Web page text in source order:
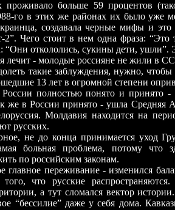
проживало больше 59 процентов
го в этих же районах их было уже
создавала черные мифы и
2”. Чего стоит в нем одна фраза: “Это
“Они откололись, сукины дети, ушли”.
- молодые россияне не жили в
такие заблуждения, нужно,
13 лет в огромной степени
полностью понято и принято
же в России принято - ушла Средняя
Молдавия находится на
русских.
не до конца принимается уход
больная проблема, потому что
по российским законам.
главное переживание - изменился
что русские
а тут сломался вектор
“бессилие” даже у себя дома.